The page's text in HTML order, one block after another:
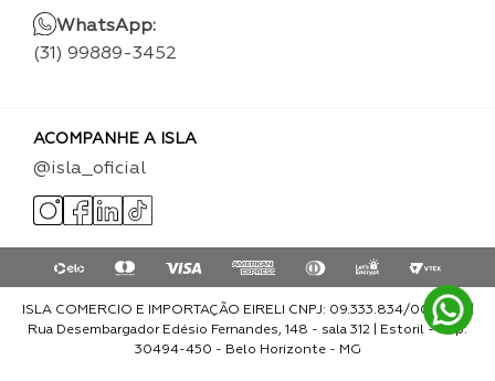
WhatsApp:
(31) 99889-3452
ACOMPANHE A ISLA
@isla_oficial
ISLA COMERCIO E IMPORTAÇÃO EIRELI CNPJ: 09.333.834/0001-93 |
Rua Desembargador Edésio Fernandes, 148 - sala 312 | Estoril - Cep:
30494-450 - Belo Horizonte - MG